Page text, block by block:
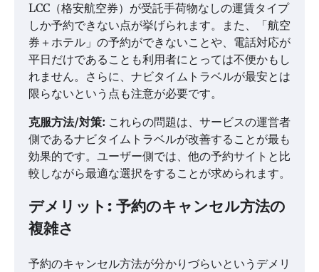
LCC（格安航空券）が受託手荷物なしの運賃タイプ
しか予約できない点が挙げられます。また、「航空
券＋ホテル」の予約ができないことや、電話対応が
平日だけであることも利用者にとっては不便かもし
れません。さらに、ナビタイムトラベルが最安とは
限らないという点も注意が必要です。
克服方法/対策: これらの問題は、サービスの運営者
側であるナビタイムトラベルが改善することが最も
効果的です。ユーザー側では、他の予約サイトと比
較しながら最適な選択をすることが求められます。
デメリット: 予約のキャンセル方法の
複雑さ
予約のキャンセル方法が分かりづらいというデメリ